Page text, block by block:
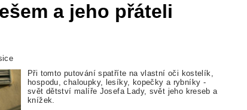
a jeho přáteli
Při tomto putování spatříte na vlastní oči kostelík,
hospodu, chaloupky, lesíky, kopečky a rybníky -
svět dětství malíře Josefa Lady, svět jeho kreseb a
knížek.